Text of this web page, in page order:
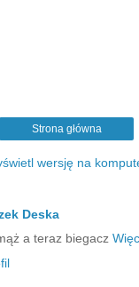
Strona główna
wersję na
Deska
a teraz biegacz